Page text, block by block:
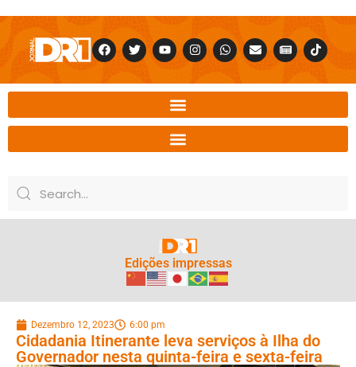
Edições impressas
Dezembro 12, 2023 6:00 pm
Cidadania Itinerante leva serviços à Ilha do
Governador nesta quinta-feira e sexta-feira